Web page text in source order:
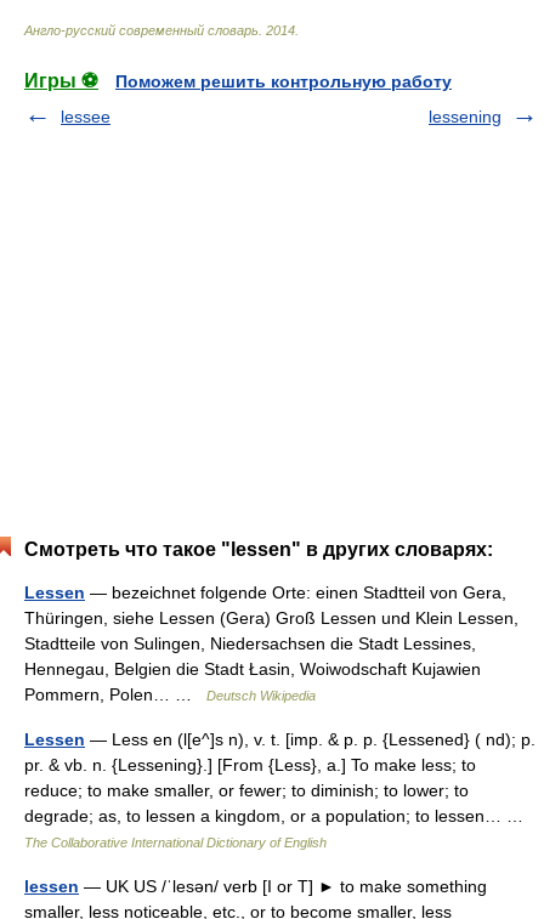
Англо-русский современный словарь 2014
Игры ⚽
Поможем решить контрольную работу
lessee
lessening
Смотреть что такое "lessen" в других словарях:
Lessen — bezeichnet folgende Orte: einen Stadtteil von Gera,
Thüringen, siehe Lessen (Gera) Groß Lessen und Klein Lessen,
Stadtteile von Sulingen, Niedersachsen die Stadt Lessines,
Hennegau, Belgien die Stadt Łasin, Woiwodschaft Kujawien
Pommern, Polen… …
Deutsch Wikipedia
Lessen — Less en (l[e^]s n), v. t. [imp. & p. p. {Lessened} ( nd); p.
pr. & vb. n. {Lessening}.] [From {Less}, a.] To make less; to
reduce; to make smaller, or fewer; to diminish; to lower; to
degrade; as, to lessen a kingdom, or a population; to lessen… …
The Collaborative International Dictionary of English
lessen — UK US /ˈlesən/ verb [I or T] ► to make something
smaller, less noticeable, etc., or to become smaller, less